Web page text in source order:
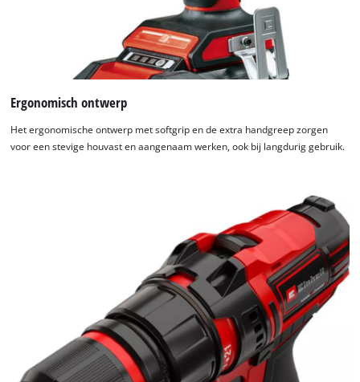
visitor. The website owner needs to setup
the site with their CMP to add this content
to the list of technologies used.
Powered byUsercentrics Consent
Ergonomisch ontwerp
Het ergonomische ontwerp met softgrip en de extra handgreep zorgen
voor een stevige houvast en aangenaam werken, ook bij langdurig gebruik.